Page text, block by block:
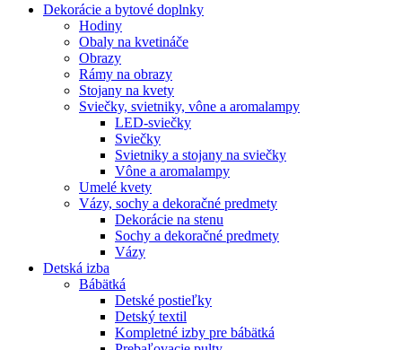
Dekorácie a bytové doplnky
Hodiny
Obaly na kvetináče
Obrazy
Rámy na obrazy
Stojany na kvety
Sviečky, svietniky, vône a aromalampy
LED-sviečky
Sviečky
Svietniky a stojany na sviečky
Vône a aromalampy
Umelé kvety
Vázy, sochy a dekoračné predmety
Dekorácie na stenu
Sochy a dekoračné predmety
Vázy
Detská izba
Bábätká
Detské postieľky
Detský textil
Kompletné izby pre bábätká